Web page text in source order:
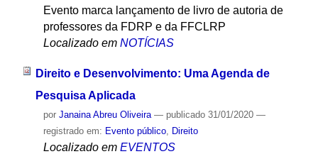
Evento marca lançamento de livro de autoria de
professores da FDRP e da FFCLRP
Localizado em NOTÍCIAS
Direito e Desenvolvimento: Uma Agenda de
Pesquisa Aplicada
por Janaina Abreu Oliveira — publicado31/01/2020 —
registrado em: Evento público, Direito
Localizado em EVENTOS